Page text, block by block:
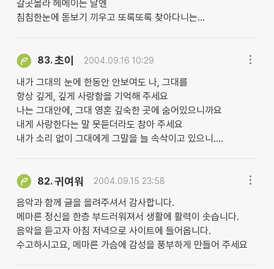
갈곳몰라 헤메이는 날엔
침침한눈에 돋보기 끼우고 또록또록 찾아다니는...
83.초이 2004.09.16 10:29
내가 그대의 눈에 한동안 안보여도 나, 그대를
항상 깊게, 깊게 사랑함을 기억해 주세요
나는 그대안에, 그대 영혼 깊숙한 곳에 숨어있으니까요
내게 사랑한다는 말 못듣더라도 참아 주세요
내가 소리 없이 그대에게 그말을 늘 속삭이고 있으니....
82.귀여워 2004.09.15 23:58
음악과 함께 글을 올려주셔서 감사합니다.
메마른 정신을 한층 부드러워져서 생활에 활력이 솟습니다.
음악을 듣고자 아침 저녁으로 사이트에 들어옵니다.
수고하시고요, 메마른 가슴에 감성을 풍부하게 만들어 주세요